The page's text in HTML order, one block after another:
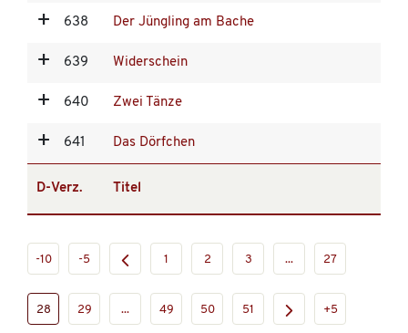
638 Der Jüngling am Bache
639 Widerschein
640 Zwei Tänze
641 Das Dörfchen
D-Verz. Titel
-10 -5 1 2 3 ... 27
28 29 ... 49 50 51 +5